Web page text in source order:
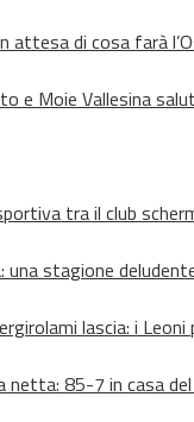
di cosa farà
e Moie Vallesina
tra il club
una stagione
lascia: i
85-7 in casa